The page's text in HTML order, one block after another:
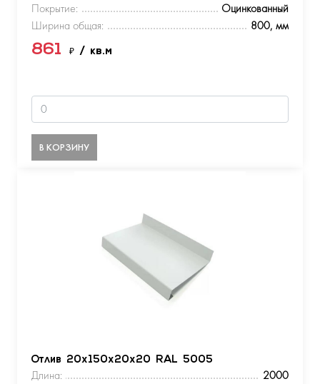
Покрытие:
Оцинкованный
Ширина общая:
800, мм
861 ₽ / кв.м
В КОРЗИНУ
Отлив 20х150х20х20 RAL 5005
Длина:
2000